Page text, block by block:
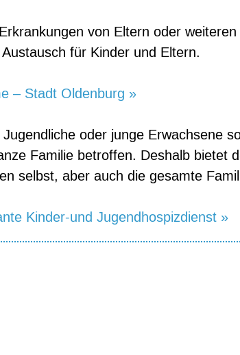
von Eltern oder
für Kinder und Eltern.
– Stadt Oldenburg »
Jugendliche oder junge Erwachsene
Familie betroffen. Deshalb bietet
selbst, aber auch die gesamte
Kinder-und Jugendhospizdienst »